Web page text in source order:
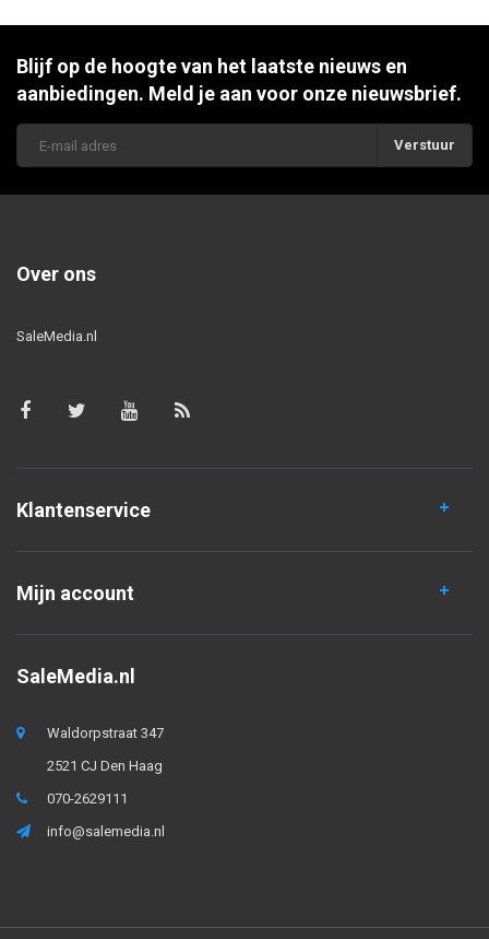
Blijf op de hoogte van het laatste nieuws en
aanbiedingen. Meld je aan voor onze nieuwsbrief.
Verstuur
Over ons
SaleMedia.nl
Klantenservice
Mijn account
SaleMedia.nl
Waldorpstraat 347
2521 CJ Den Haag
070-2629111
info@salemedia.nl